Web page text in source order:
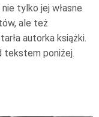
tylko jej własne
ale też
autorka książki.
tekstem poniżej.